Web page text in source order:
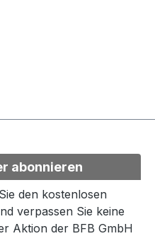
abonnieren
den kostenlosen
verpassen Sie keine
Aktion der BFB GmbH